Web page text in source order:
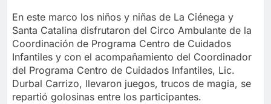
En este marco los niños y niñas de La Ciénega y
Santa Catalina disfrutaron del Circo Ambulante de la
Coordinación de Programa Centro de Cuidados
Infantiles y con el acompañamiento del Coordinador
del Programa Centro de Cuidados Infantiles, Lic.
Durbal Carrizo, llevaron juegos, trucos de magia, se
repartió golosinas entre los participantes.